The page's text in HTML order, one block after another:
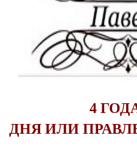
4 ГОДА, 4
ДНЯ ИЛИ